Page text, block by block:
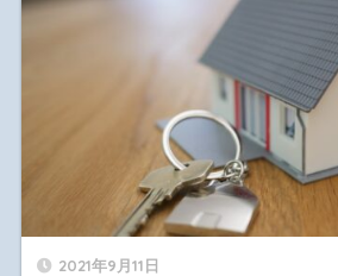
2021年9月11日